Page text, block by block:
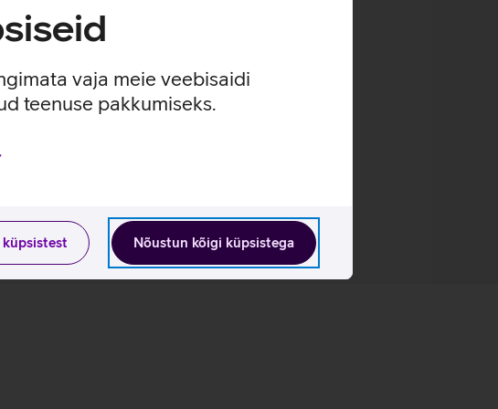
vaja meie veebisaidi
teenuse pakkumiseks.
Nõustun kõigi küpsistega